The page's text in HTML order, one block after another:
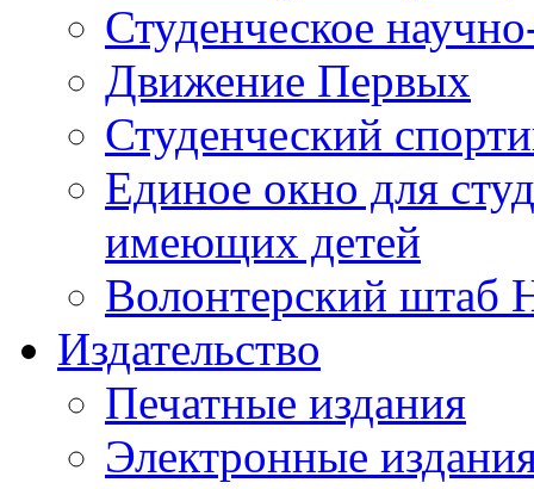
Студенческое
Движение Первых
Студенческий
Единое окно для
имеющих детей
Волонтерский штаб
Издательство
Печатные издания
Электронные